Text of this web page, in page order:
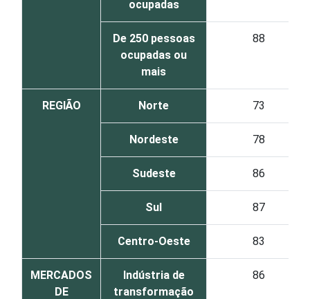
ocupadas
De 250 pessoas
ocupadas ou
mais
88
REGIÃO Norte 73
Nordeste 78
Sudeste 86
Sul 87
Centro-Oeste 83
MERCADOS
DE
Indústria de
transformação
86